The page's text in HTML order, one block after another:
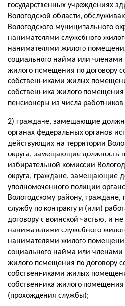
государственных учреждениях
Вологодской области,
Вологодского муниципального
нанимателями служебного
нанимателями жилого
социального найма или членами
жилого помещения по договору
собственниками жилых
собственника жилого помещения
пенсионеры из числа
2) граждане, замещающие
органах федеральных органов
действующих на территории
округа, замещающие должность
избирательной комиссии
округа, граждане, замещающие
уполномоченного полиции
Вологодскому району,
службу по контракту и (или)
договору с воинской частью, и
нанимателями служебного
нанимателями жилого
социального найма или членами
жилого помещения по договору
собственниками жилых
собственника жилого помещения
(прохождения службы);